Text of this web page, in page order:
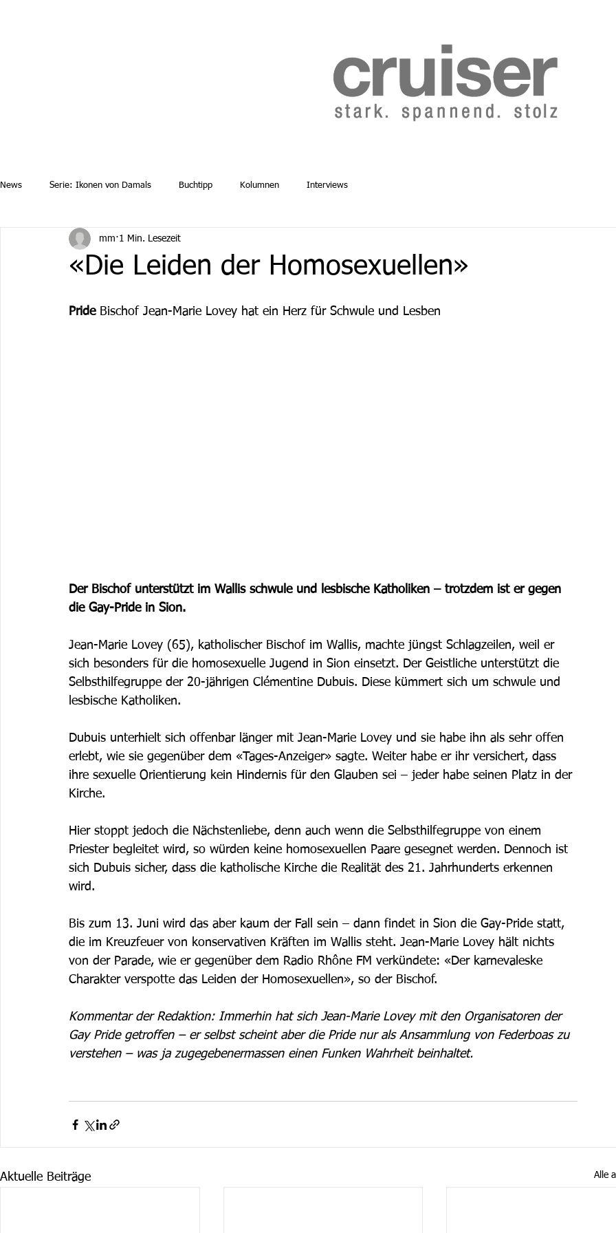
News Serie: Ikonen von Damals Buchtipp Kolumnen Interviews
«Die Leiden der Homosexuellen»
mm 1 Min. Lesezeit
Pride Bischof Jean-Marie Lovey hat ein Herz für Schwule und Lesben
Der Bischof unterstützt im Wallis schwule und lesbische Katholiken – trotzdem ist er gegen
die Gay-Pride in Sion.
Jean-Marie Lovey (65), katholischer Bischof im Wallis, machte jüngst Schlagzeilen, weil er
sich besonders für die homosexuelle Jugend in Sion einsetzt. Der Geistliche unterstützt die
Selbsthilfegruppe der 20-jährigen Clémentine Dubuis. Diese kümmert sich um schwule und
lesbische Katholiken.
Dubuis unterhielt sich offenbar länger mit Jean-Marie Lovey und sie habe ihn als sehr offen
erlebt, wie sie gegenüber dem «Tages-Anzeiger» sagte. Weiter habe er ihr versichert, dass
ihre sexuelle Orientierung kein Hindernis für den Glauben sei – jeder habe seinen Platz in der
Kirche.
Hier stoppt jedoch die Nächstenliebe, denn auch wenn die Selbsthilfegruppe von einem
Priester begleitet wird, so würden keine homosexuellen Paare gesegnet werden. Dennoch ist
sich Dubuis sicher, dass die katholische Kirche die Realität des 21. Jahrhunderts erkennen
wird.
Bis zum 13. Juni wird das aber kaum der Fall sein – dann findet in Sion die Gay-Pride statt,
die im Kreuzfeuer von konservativen Kräften im Wallis steht. Jean-Marie Lovey hält nichts
von der Parade, wie er gegenüber dem Radio Rhône FM verkündete: «Der karnevaleske
Charakter verspotte das Leiden der Homosexuellen», so der Bischof.
Kommentar der Redaktion: Immerhin hat sich Jean-Marie Lovey mit den Organisatoren der
Gay Pride getroffen – er selbst scheint aber die Pride nur als Ansammlung von Federboas zu
verstehen – was ja zugegebenermassen einen Funken Wahrheit beinhaltet.
Aktuelle Beiträge Alle